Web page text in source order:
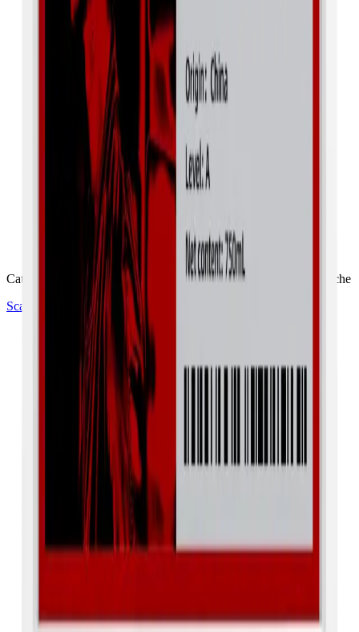
Scarica il nostro listino pubblico
Catalogo completo prodotti Opticon con prezzi e specifiche tecniche
Scarica Catalogo